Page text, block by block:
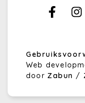
Web
door Zabun /